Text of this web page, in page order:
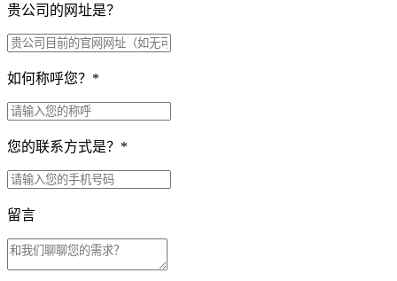
贵公司的网址是？
如何称呼您？ *
您的联系方式是？ *
留言